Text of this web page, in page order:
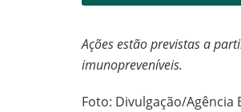
Ações estão previstas a
imunopreveníveis.
Foto: Divulgação/Agência